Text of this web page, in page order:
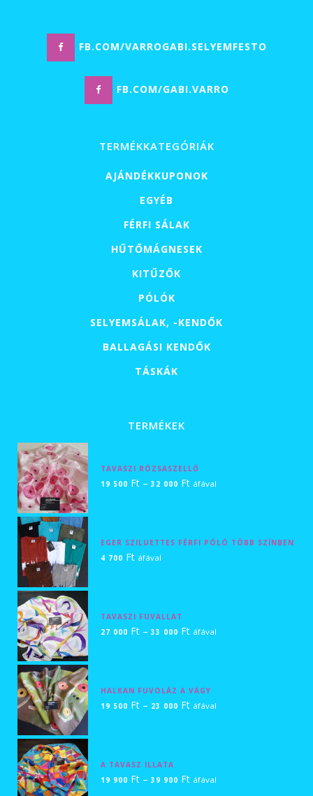
FB.COM/VARROGABI.SELYEMFESTO
FB.COM/GABI.VARRO
TERMÉKKATEGÓRIÁK
AJÁNDÉKKUPONOK
EGYÉB
FÉRFI SÁLAK
HŰTŐMÁGNESEK
KITŰZŐK
PÓLÓK
SELYEMSÁLAK, -KENDŐK
BALLAGÁSI KENDŐK
TÁSKÁK
TERMÉKEK
TAVASZI RÓZSASZELLŐ
19 500 Ft – 32 000 FtÁrtartomány:
áfával
EGER SZILUETTES FÉRFI PÓLÓ TÖBB SZÍNBEN
4 700 Ft áfával
TAVASZI FUVALLAT
27 000 Ft – 33 000 FtÁrtartomány:
33
áfával
HALKAN FUVOLÁZ A VÁGY
19 500 Ft – 23 000 FtÁrtartomány:
23
áfával
A TAVASZ ILLATA
19 900 Ft – 39 900 FtÁrtartomány:
áfával